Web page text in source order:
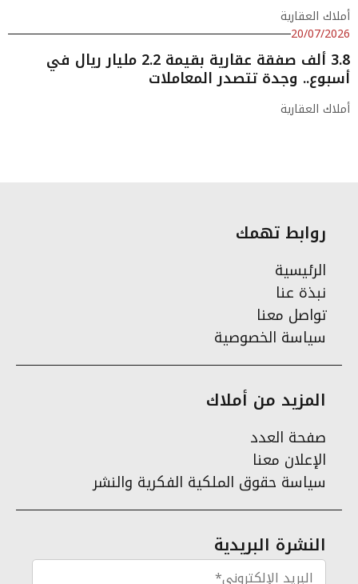
أملاك العقارية
20/07/2026
3.8 ألف صفقة عقارية بقيمة 2.2 مليار ريال في
أسبوع.. وجدة تتصدر المعاملات
أملاك العقارية
روابط تهمك
الرئيسية
نبذة عنا
تواصل معنا
سياسة الخصوصية
المزيد من أملاك
صفحة العدد
الإعلان معنا
سياسة حقوق الملكية الفكرية والنشر
النشرة البريدية